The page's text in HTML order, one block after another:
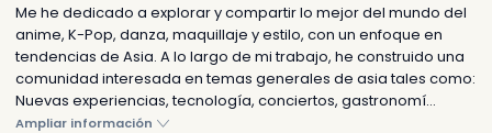
¿Prefieres que te ayudemos?
Chatea con nosotros
Asesórate con nuestros
agentes
Me he dedicado a explorar y compartir lo mejor del mundo del
anime, K-Pop, danza, maquillaje y estilo, con un enfoque en
tendencias de Asia. A lo largo de mi trabajo, he construido una
comunidad interesada en temas generales de asia tales como:
Nuevas experiencias, tecnología, conciertos, gastronomí...
Ampliar información